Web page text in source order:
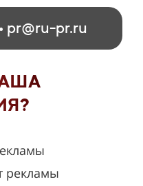
• pr@ru-pr.ru
рекламы